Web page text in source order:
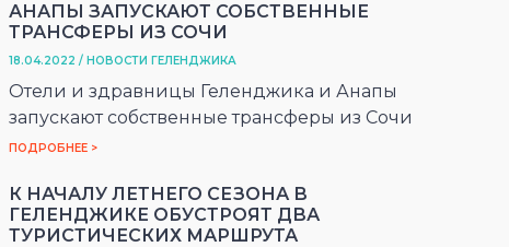
АНАПЫ ЗАПУСКАЮТ СОБСТВЕННЫЕ
ТРАНСФЕРЫ ИЗ СОЧИ
18.04.2022 / НОВОСТИ ГЕЛЕНДЖИКА
Отели и здравницы Геленджика и Анапы
запускают собственные трансферы из Сочи
ПОДРОБНЕЕ >
К НАЧАЛУ ЛЕТНЕГО СЕЗОНА В
ГЕЛЕНДЖИКЕ ОБУСТРОЯТ ДВА
ТУРИСТИЧЕСКИХ МАРШРУТА